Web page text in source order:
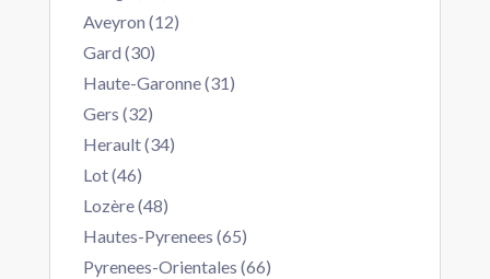
Aveyron (12)
Gard (30)
Haute-Garonne (31)
Gers (32)
Herault (34)
Lot (46)
Lozère (48)
Hautes-Pyrenees (65)
Pyrenees-Orientales (66)